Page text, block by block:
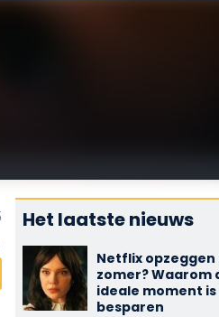
Het laatste nieuws
Netflix opzeggen
zomer? Waarom
ideale moment
besparen